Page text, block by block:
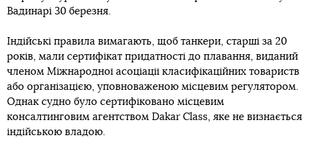
Вадинарі 30 березня.
Індійські правила вимагають, щоб танкери, старші за 20
років, мали сертифікат придатності до плавання, виданий
членом Міжнародної асоціації класифікаційних товариств
або організацією, уповноваженою місцевим регулятором.
Однак судно було сертифіковано місцевим
консалтинговим агентством Dakar Class, яке не визнається
індійською владою.